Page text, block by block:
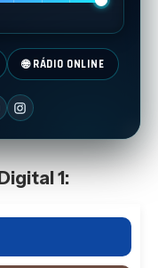
🌐 RÁDIO ONLINE
1: